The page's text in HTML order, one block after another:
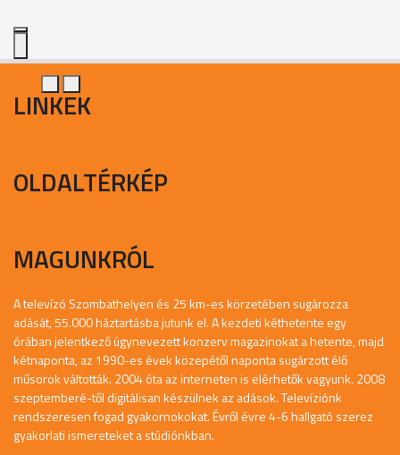
LINKEK
OLDALTÉRKÉP
MAGUNKRÓL
A televízó Szombathelyen és 25 km-es körzetében sugározza
adását, 55.000 háztartásba jutunk el. A kezdeti kéthetente egy
órában jelentkező úgynevezett konzerv magazinokat a hetente, majd
kétnaponta, az 1990-es évek közepétől naponta sugárzott élő
műsorok váltották. 2004 óta az interneten is elérhetők vagyunk. 2008
szeptemberé-től digitálisan készülnek az adások. Televíziónk
rendszeresen fogad gyakornokokat. Évről évre 4-6 hallgató szerez
gyakorlati ismereteket a stúdiónkban.